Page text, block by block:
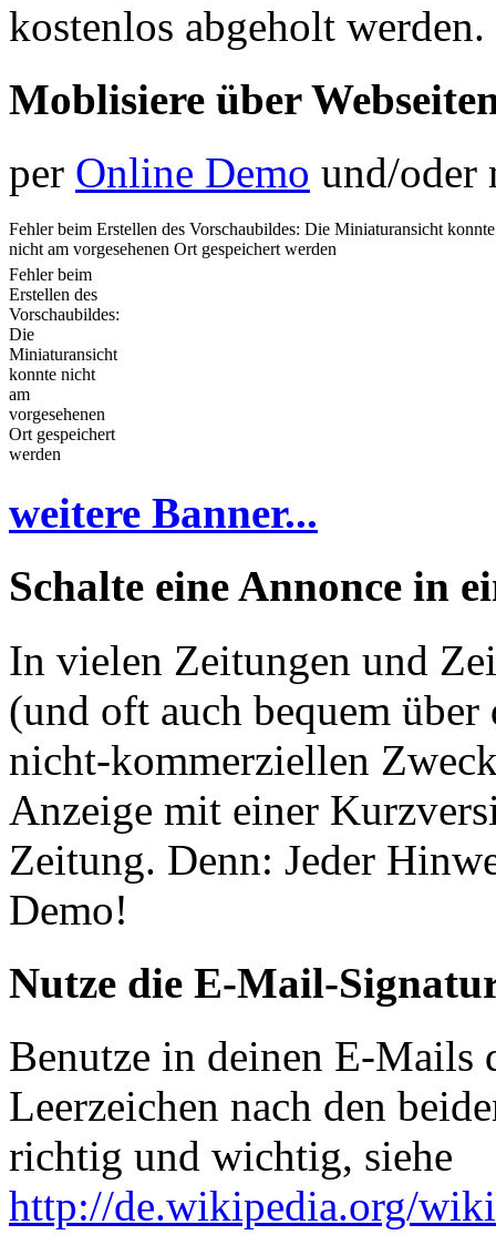
kostenlos abgeholt werden.
Moblisiere über
per Online Demo und/oder
Fehler beim Erstellen des Vorschaubildes: Die Miniaturansicht konnte
nicht am vorgesehenen Ort gespeichert werden
Fehler beim
Erstellen des
Vorschaubildes:
Die
Miniaturansicht
konnte nicht
am
vorgesehenen
Ort gespeichert
werden
weitere Banner...
Schalte eine Annonce in
In vielen Zeitungen und
(und oft auch bequem
nicht-kommerziellen
Anzeige mit einer
Zeitung. Denn: Jeder
Demo!
Nutze die E-Mail-
Benutze in deinen E-Mails
Leerzeichen nach den
richtig und wichtig, siehe
http://de.wikipedia.org/